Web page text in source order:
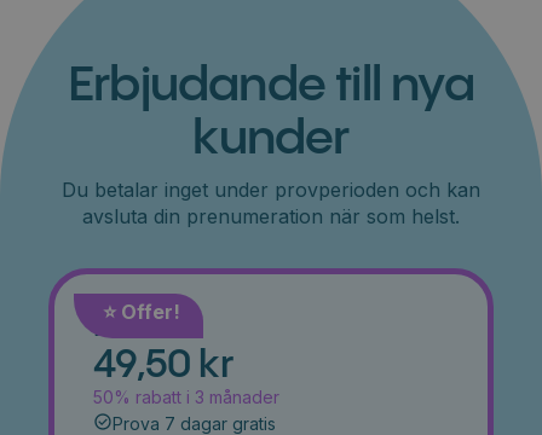
Erbjudande till nya
kunder
Du betalar inget under provperioden och kan
avsluta din prenumeration när som helst.
⭐️ Offer!
Månad
49,50 kr
50% rabatt i 3 månader
Prova 7 dagar gratis